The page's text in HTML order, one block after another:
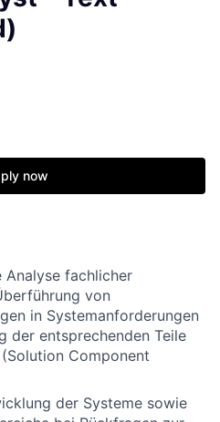
now
fachlicher
von
in Systemanforderungen
der entsprechenden Teile
Component
der Systeme sowie